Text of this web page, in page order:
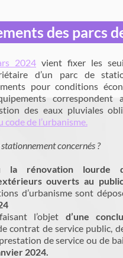
des parcs
2024 vient fixer les
d’un parc de
pour conditions
correspondent
des eaux pluviales
de l’urbanisme.
concernés ?
la rénovation lourde
ouverts au
d’urbanisme sont
l’objet d’une
contrat de service public,
de service ou de
2024.